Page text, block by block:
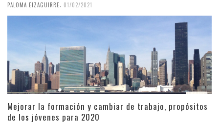
PALOMA EIZAGUIRRE 01/02/2021
Mejorar la formación y cambiar de trabajo, propósitos
de los jóvenes para 2020